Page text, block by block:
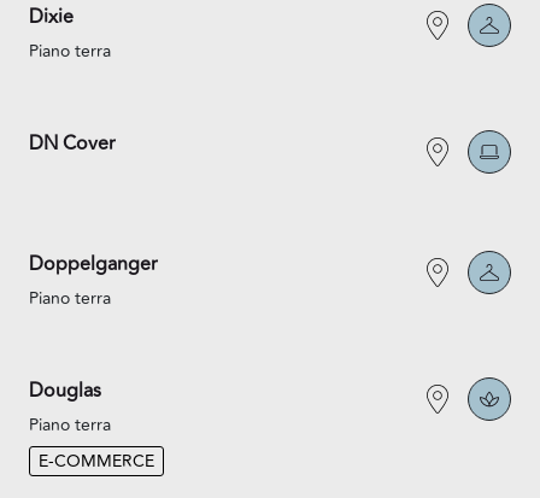
Dixie
Piano terra
DN Cover
Doppelganger
Piano terra
Douglas
Piano terra
E-COMMERCE